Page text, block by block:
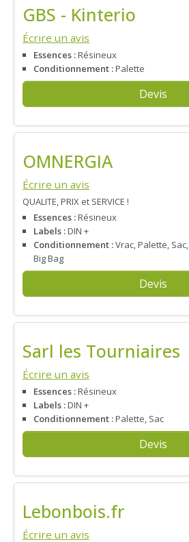
GBS - Kinterio
Écrire un avis
Essences :Résineux
Conditionnement :Palette
Devis
OMNERGIA
Écrire un avis
QUALITE, PRIX et SERVICE !
Essences :Résineux
Labels :DIN +
Conditionnement :Vrac, Palette, Sac,
Big Bag
Devis
Sarl les Tourniaires
Écrire un avis
Essences :Résineux
Labels :DIN +
Conditionnement :Palette, Sac
Devis
Lebonbois.fr
Écrire un avis